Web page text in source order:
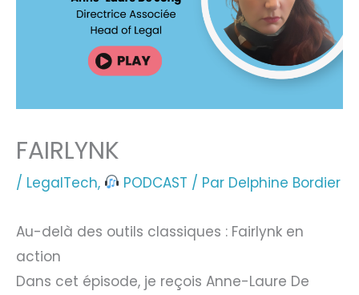
FAIRLYNK
/ LegalTech, PODCAST / Par Delphine Bordier
Au-delà des outils classiques : Fairlynk en
action
Dans cet épisode, je reçois Anne-Laure De